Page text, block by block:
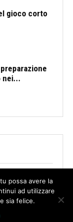
gioco corto
nei...
possa avere la
ad utilizzare
sia felice.